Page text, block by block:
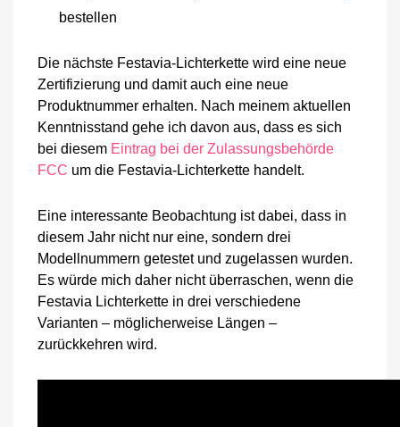
bestellen
Die nächste Festavia-Lichterkette wird eine neue
Zertifizierung und damit auch eine neue
Produktnummer erhalten. Nach meinem aktuellen
Kenntnisstand gehe ich davon aus, dass es sich
bei diesem Eintrag bei der Zulassungsbehörde
FCC um die Festavia-Lichterkette handelt.
Eine interessante Beobachtung ist dabei, dass in
diesem Jahr nicht nur eine, sondern drei
Modellnummern getestet und zugelassen wurden.
Es würde mich daher nicht überraschen, wenn die
Festavia Lichterkette in drei verschiedene
Varianten – möglicherweise Längen –
zurückkehren wird.